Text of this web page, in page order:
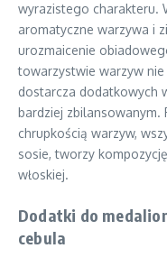
wyrazistego charakteru.
aromatyczne warzywa i
urozmaicenie
towarzystwie warzyw
dostarcza dodatkowych
bardziej zbilansowanym.
chrupkością warzyw,
sosie, tworzy
włoskiej.
Dodatki do
cebula